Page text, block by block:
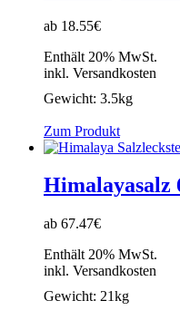
ab 18.55€
Enthält 20% MwSt.
inkl. Versandkosten
Gewicht: 3.5kg
Zum Produkt
Himalayasalz
ab 67.47€
Enthält 20% MwSt.
inkl. Versandkosten
Gewicht: 21kg